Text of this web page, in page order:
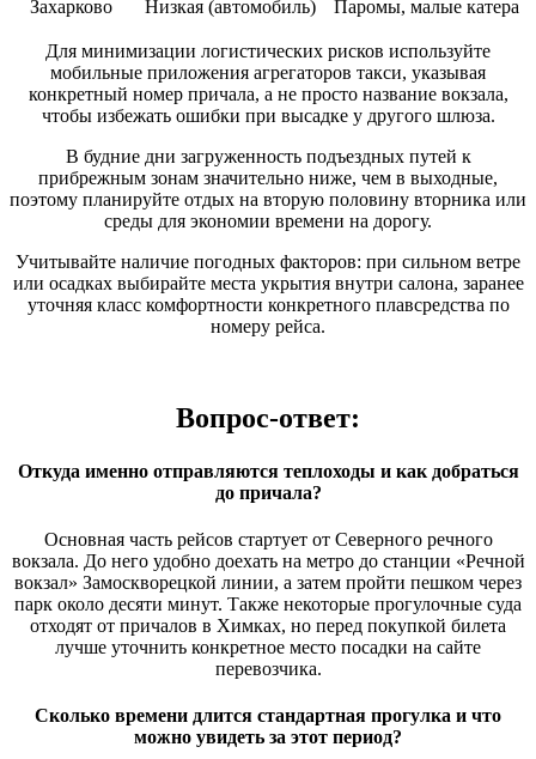
Захарково
Низкая (автомобиль) Паромы, малые катера
Для минимизации логистических рисков используйте
мобильные приложения агрегаторов такси, указывая
конкретный номер причала, а не просто название вокзала,
чтобы избежать ошибки при высадке у другого шлюза.
В будние дни загруженность подъездных путей к
прибрежным зонам значительно ниже, чем в выходные,
поэтому планируйте отдых на вторую половину вторника или
среды для экономии времени на дорогу.
Учитывайте наличие погодных факторов: при сильном ветре
или осадках выбирайте места укрытия внутри салона, заранее
уточняя класс комфортности конкретного плавсредства по
номеру рейса.
Вопрос-ответ:
Откуда именно отправляются теплоходы и как добраться
до причала?
Основная часть рейсов стартует от Северного речного
вокзала. До него удобно доехать на метро до станции «Речной
вокзал» Замоскворецкой линии, а затем пройти пешком через
парк около десяти минут. Также некоторые прогулочные суда
отходят от причалов в Химках, но перед покупкой билета
лучше уточнить конкретное место посадки на сайте
перевозчика.
Сколько времени длится стандартная прогулка и что
можно увидеть за этот период?